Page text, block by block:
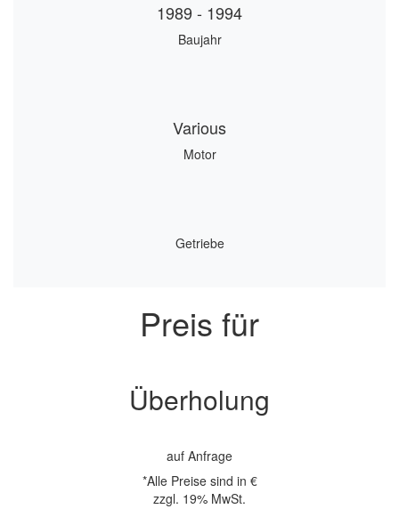
1989 - 1994
Baujahr
Various
Motor
Getriebe
Preis für
Überholung
auf Anfrage
*Alle Preise sind in €
zzgl. 19% MwSt.